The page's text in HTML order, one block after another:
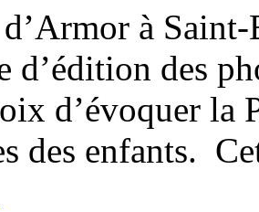
d’Armor à
d’édition des
d’évoquer la
des enfants.